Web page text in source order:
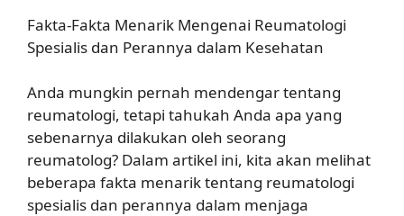
Fakta-Fakta Menarik Mengenai Reumatologi
Spesialis dan Perannya dalam Kesehatan
Anda mungkin pernah mendengar tentang
reumatologi, tetapi tahukah Anda apa yang
sebenarnya dilakukan oleh seorang
reumatolog? Dalam artikel ini, kita akan melihat
beberapa fakta menarik tentang reumatologi
spesialis dan perannya dalam menjaga